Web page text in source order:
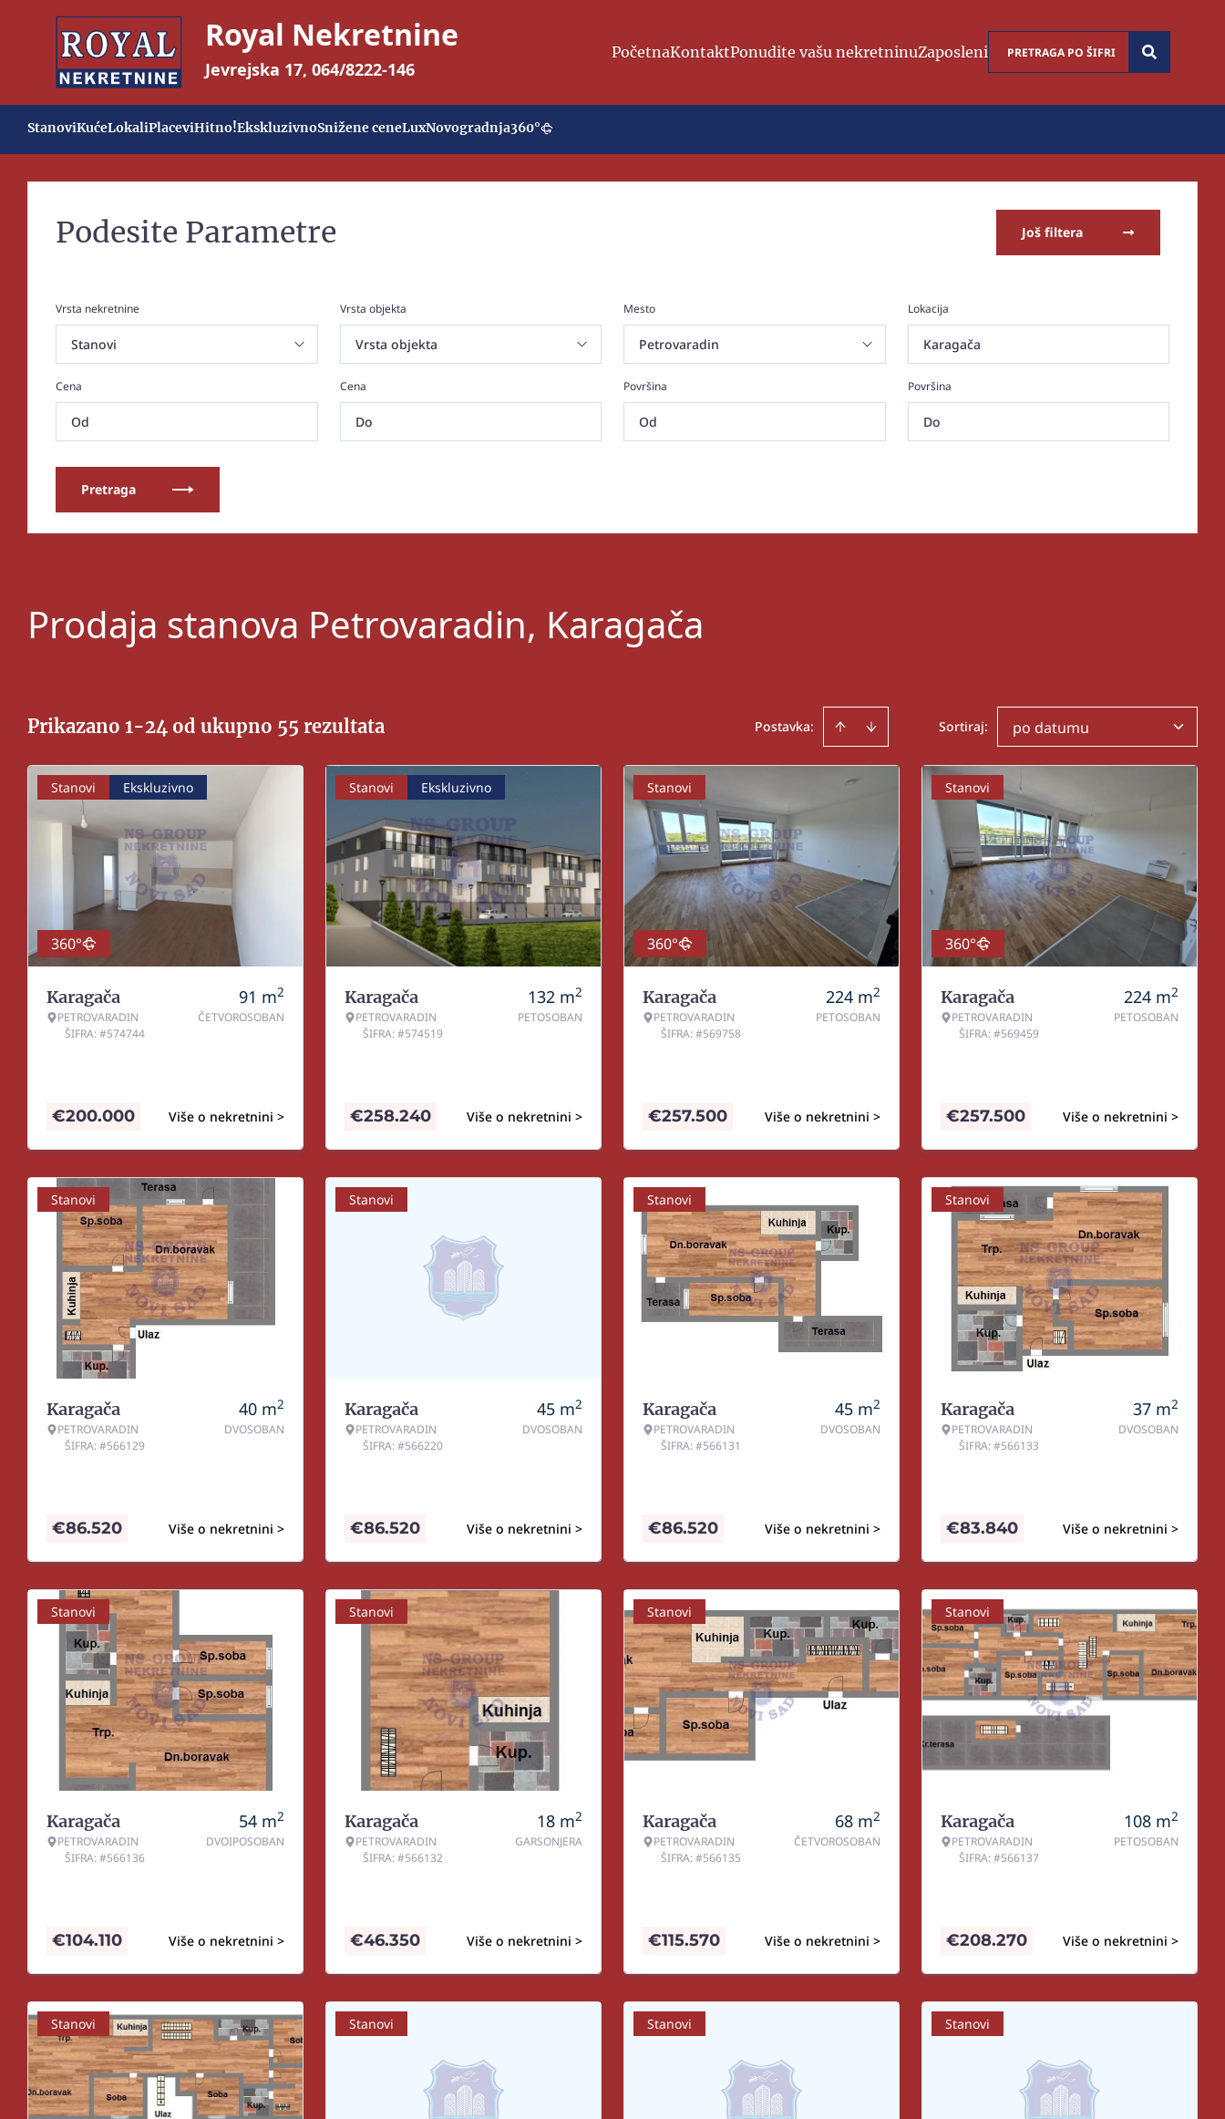
Royal Nekretnine
Jevrejska 17, 064/8222-146
PočetnaKontaktPonudite vašu nekretninuZaposleni
StanoviKućeLokaliPlaceviHitno!EkskluzivnoSnižene ceneLuxNovogradnja360°
Podesite Parametre Još filtera
Vrsta nekretnine Vrsta objekta Mesto Lokacija
Karagača
Cena Cena Površina Površina
Pretraga
Prodaja stanova Petrovaradin, Karagača
Prikazano 1-24 od ukupno 55 rezultata Postavka: Sortiraj: po datumu
Stanovi Ekskluzivno
360°
Karagača
PETROVARADIN
ŠIFRA: #574744
91 m2
ČETVOROSOBAN
Više o nekretnini >
€200.000
Stanovi Ekskluzivno
Karagača
PETROVARADIN
ŠIFRA: #574519
132 m2
PETOSOBAN
Više o nekretnini >
€258.240
Stanovi
360°
Karagača
PETROVARADIN
ŠIFRA: #569758
224 m2
PETOSOBAN
Više o nekretnini >
€257.500
Stanovi
360°
Karagača
PETROVARADIN
ŠIFRA: #569459
224 m2
PETOSOBAN
Više o nekretnini >
€257.500
Stanovi
Karagača
PETROVARADIN
ŠIFRA: #566129
40 m2
DVOSOBAN
Više o nekretnini >
€86.520
Stanovi
Karagača
PETROVARADIN
ŠIFRA: #566220
45 m2
DVOSOBAN
Više o nekretnini >
€86.520
Stanovi
Karagača
PETROVARADIN
ŠIFRA: #566131
45 m2
DVOSOBAN
Više o nekretnini >
€86.520
Stanovi
Karagača
PETROVARADIN
ŠIFRA: #566133
37 m2
DVOSOBAN
Više o nekretnini >
€83.840
Stanovi
Karagača
PETROVARADIN
ŠIFRA: #566136
54 m2
DVOIPOSOBAN
Više o nekretnini >
€104.110
Stanovi
Karagača
PETROVARADIN
ŠIFRA: #566132
18 m2
GARSONJERA
Više o nekretnini >
€46.350
Stanovi
Karagača
PETROVARADIN
ŠIFRA: #566135
68 m2
ČETVOROSOBAN
Više o nekretnini >
€115.570
Stanovi
Karagača
PETROVARADIN
ŠIFRA: #566137
108 m2
PETOSOBAN
Više o nekretnini >
€208.270
Stanovi Stanovi Stanovi Stanovi